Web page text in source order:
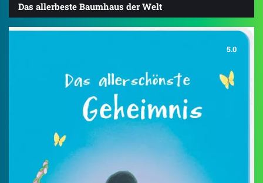
Das allerbeste Baumhaus der Welt
5.0